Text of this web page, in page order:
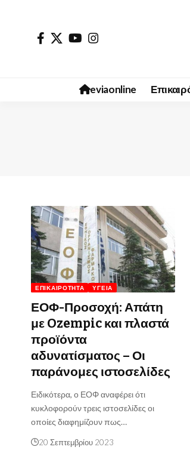
eviaonline
ΕΠΙΚΑΙΡΌΤΗΤΑ ΥΓΕΊΑ
ΕΟΦ-Προσοχή: Απάτη
με Ozempic και πλαστά
προϊόντα
αδυνατίσματος – Οι
παράνομες ιστοσελίδες
Ειδικότερα, ο ΕΟΦ αναφέρει ότι
κυκλοφορούν τρεις ιστοσελίδες οι
οποίες διαφημίζουν πως…
20 Σεπτεμβρίου 2023